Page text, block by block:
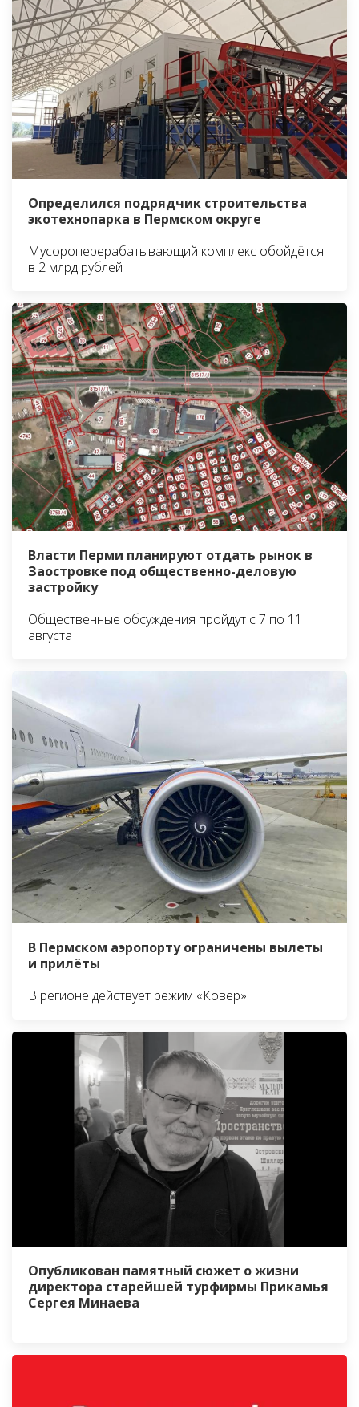
Определился подрядчик строительства
экотехнопарка в Пермском округе
Мусороперерабатывающий комплекс обойдётся
в 2 млрд рублей
Власти Перми планируют отдать рынок в
Заостровке под общественно-деловую
застройку
Общественные обсуждения пройдут с 7 по 11
августа
В Пермском аэропорту ограничены вылеты
и прилёты
В регионе действует режим «Ковёр»
Опубликован памятный сюжет о жизни
директора старейшей турфирмы Прикамья
Сергея Минаева